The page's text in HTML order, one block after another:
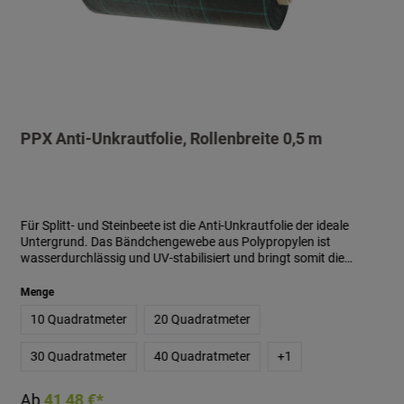
PPX Anti-Unkrautfolie, Rollenbreite 0,5 m
Für Splitt- und Steinbeete ist die Anti-Unkrautfolie der ideale
Untergrund. Das Bändchengewebe aus Polypropylen ist
wasserdurchlässig und UV-stabilisiert und bringt somit die
Bei Verwendung der PPX Folie zur Verringerung von
4-5 cm anzuwenden. Bei einer geringeren Schichthöhe
so das Unkrautwachstum zu begünstigen.
Menge
10 Quadratmeter 20 Quadratmeter
30 Quadratmeter 40 Quadratmeter +1
Ab 41,48 €*